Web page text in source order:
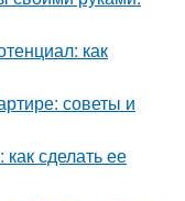
как
советы и
сделать ее